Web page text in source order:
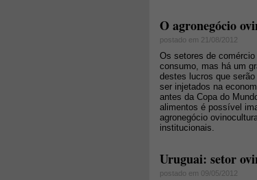
O agronegócio
postado em 21/08/2012
Os setores de
consumo, mas há um
destes lucros que
ser injetados na
antes da Copa do
alimentos é possível
agronegócio
institucionais.
Uruguai: setor
postado em 09/05/2012